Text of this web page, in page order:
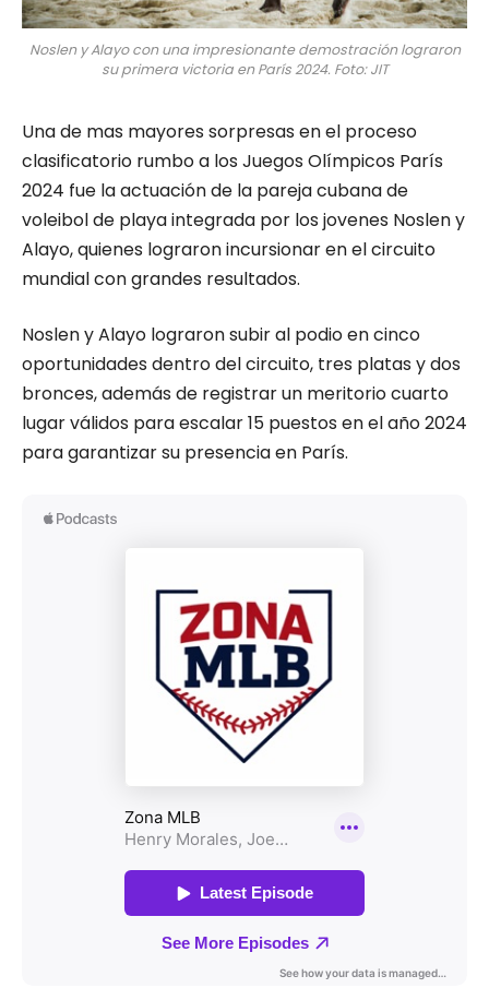
Noslen y Alayo con una impresionante demostración lograron
su primera victoria en París 2024. Foto: JIT
Una de mas mayores sorpresas en el proceso
clasificatorio rumbo a los Juegos Olímpicos París
2024 fue la actuación de la pareja cubana de
voleibol de playa integrada por los jovenes Noslen y
Alayo, quienes lograron incursionar en el circuito
mundial con grandes resultados.
Noslen y Alayo lograron subir al podio en cinco
oportunidades dentro del circuito, tres platas y dos
bronces, además de registrar un meritorio cuarto
lugar válidos para escalar 15 puestos en el año 2024
para garantizar su presencia en París.